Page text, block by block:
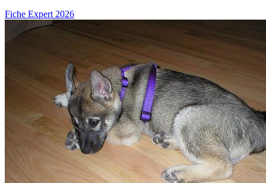
Fiche Expert 2026